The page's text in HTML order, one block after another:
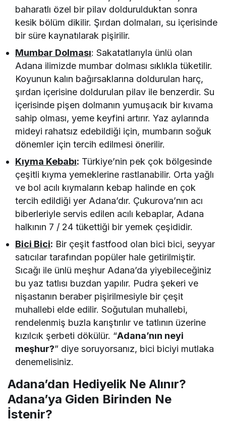
baharatlı özel bir pilav doldurulduktan sonra
kesik bölüm dikilir. Şırdan dolmaları, su içerisinde
bir süre kaynatılarak pişirilir.
Mumbar Dolması: Sakatatlarıyla ünlü olan
Adana ilimizde mumbar dolması sıklıkla tüketilir.
Koyunun kalın bağırsaklarına doldurulan harç,
şırdan içerisine doldurulan pilav ile benzerdir. Su
içerisinde pişen dolmanın yumuşacık bir kıvama
sahip olması, yeme keyfini artırır. Yaz aylarında
mideyi rahatsız edebildiği için, mumbarın soğuk
dönemler için tercih edilmesi önerilir.
Kıyma Kebabı: Türkiye’nin pek çok bölgesinde
çeşitli kıyma yemeklerine rastlanabilir. Orta yağlı
ve bol acılı kıymaların kebap halinde en çok
tercih edildiği yer Adana’dır. Çukurova’nın acı
biberleriyle servis edilen acılı kebaplar, Adana
halkının 7 / 24 tükettiği bir yemek çeşididir.
Bici Bici: Bir çeşit fastfood olan bici bici, seyyar
satıcılar tarafından popüler hale getirilmiştir.
Sıcağı ile ünlü meşhur Adana’da yiyebileceğiniz
bu yaz tatlısı buzdan yapılır. Pudra şekeri ve
nişastanın beraber pişirilmesiyle bir çeşit
muhallebi elde edilir. Soğutulan muhallebi,
rendelenmiş buzla karıştırılır ve tatlının üzerine
kızılcık şerbeti dökülür. “Adana’nın neyi
meşhur?” diye soruyorsanız, bici biciyi mutlaka
denemelisiniz.
Adana’dan Hediyelik Ne Alınır?
Adana’ya Giden Birinden Ne
İstenir?